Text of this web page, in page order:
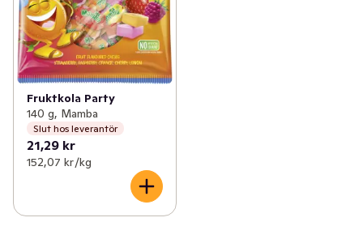
Fruktkola Party
140 g, Mamba
Slut hos leverantör
21,29 kr
152,07 kr /kg